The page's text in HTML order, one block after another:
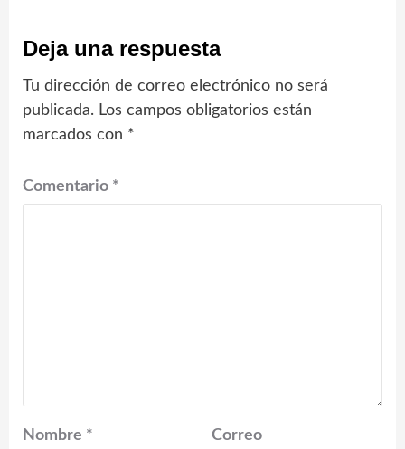
Deja una respuesta
Tu dirección de correo electrónico no será
publicada. Los campos obligatorios están
marcados con *
Comentario *
Nombre *
Correo